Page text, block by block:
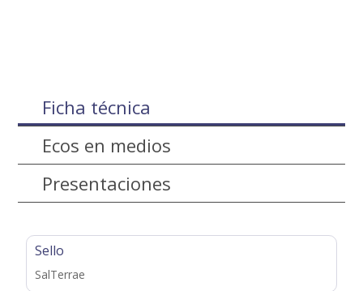
Ficha técnica
Ecos en medios
Presentaciones
Sello
SalTerrae